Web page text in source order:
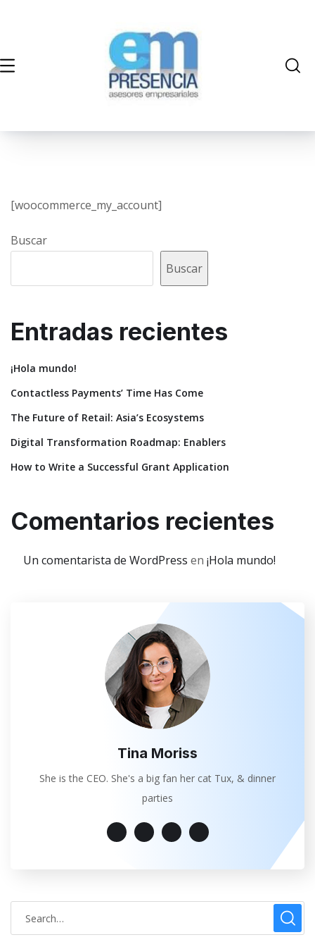
[woocommerce_my_account]
Buscar
Buscar
Entradas recientes
¡Hola mundo!
Contactless Payments’ Time Has Come
The Future of Retail: Asia’s Ecosystems
Digital Transformation Roadmap: Enablers
How to Write a Successful Grant Application
Comentarios recientes
Un comentarista de WordPress en ¡Hola mundo!
Tina Moriss
She is the CEO. She's a big fan her cat Tux, & dinner
parties